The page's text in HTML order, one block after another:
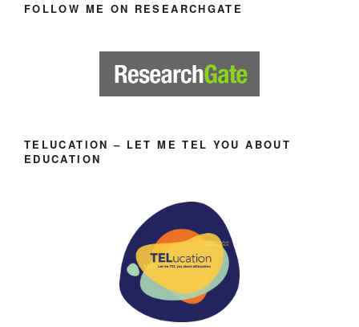
FOLLOW ME ON RESEARCHGATE
TELUCATION – LET ME TEL YOU ABOUT
EDUCATION